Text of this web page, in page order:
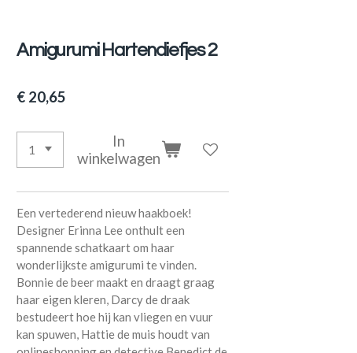
Amigurumi Hartendiefjes 2
€ 20,65
In
winkelwagen
Een vertederend nieuw haakboek!
Designer Erinna Lee onthult een
spannende schatkaart om haar
wonderlijkste amigurumi te vinden.
Bonnie de beer maakt en draagt graag
haar eigen kleren, Darcy de draak
bestudeert hoe hij kan vliegen en vuur
kan spuwen, Hattie de muis houdt van